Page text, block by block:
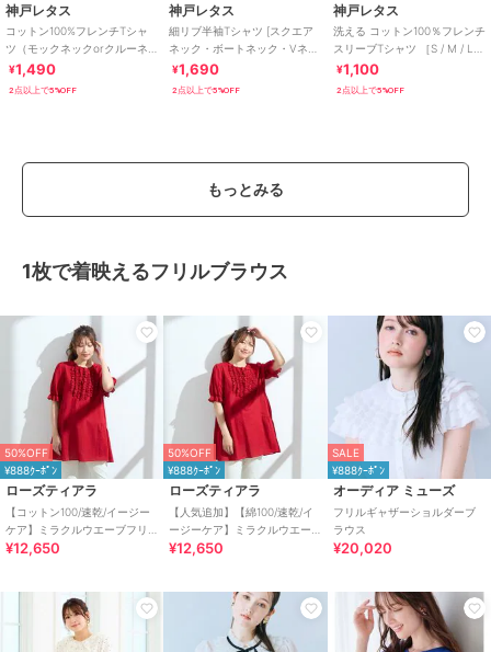
神戸レタス
コットン100%フレンチTシャ
ツ（モックネックorクルーネ
ック） [C4819]
¥1,490
2点以上で5%OFF
神戸レタス
細リブ半袖Tシャツ [スクエア
ネック・ボートネック・Vネッ
ク］[C3654]
¥1,690
2点以上で5%OFF
神戸レタス
洗える コットン100％フレンチ
スリーブTシャツ ［S / M / L］
[C5106]
¥1,100
2点以上で5%OFF
もっとみる
1枚で着映えるフリルブラウス
50%OFF
¥888ｸｰﾎﾟﾝ
ローズティアラ
【コットン100/速乾/イージー
ケア】ミラクルウエーブフリ
ルチュニック
¥12,650
50%OFF
¥888ｸｰﾎﾟﾝ
ローズティアラ
【人気追加】【綿100/速乾/イ
ージーケア】ミラクルウエー
ブフリルチュニック
¥12,650
SALE
¥888ｸｰﾎﾟﾝ
オーディア ミューズ
フリルギャザーショルダーブ
ラウス
¥20,020